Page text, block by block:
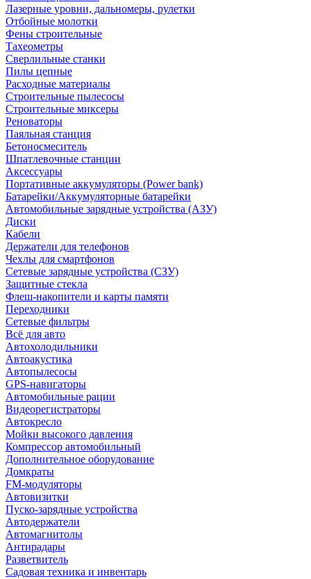
Лазерные уровни, дальномеры, рулетки
Отбойные молотки
Фены строительные
Тахеометры
Сверлильные станки
Пилы цепные
Расходные материалы
Строительные пылесосы
Строительные миксеры
Реноваторы
Паяльная станция
Бетоносмеситель
Шпатлевочные станции
Аксессуары
Портативные аккумуляторы (Power bank)
Батарейки/Аккумуляторные батарейки
Автомобильные зарядные устройства (АЗУ)
Диски
Кабели
Держатели для телефонов
Чехлы для смартфонов
Сетевые зарядные устройства (СЗУ)
Защитные стекла
Флеш-накопители и карты памяти
Переходники
Сетевые фильтры
Всё для авто
Автохолодильники
Автоакустика
Автопылесосы
GPS-навигаторы
Автомобильные рации
Видеорегистраторы
Автокресло
Мойки высокого давления
Компрессор автомобильный
Дополнительное оборудование
Домкраты
FM-модуляторы
Автовизитки
Пуско-зарядные устройства
Автодержатели
Автомагнитолы
Антирадары
Разветвитель
Садовая техника и инвентарь